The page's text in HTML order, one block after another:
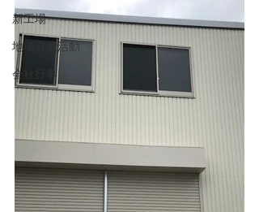
新工場
地域貢献活動
会社行事